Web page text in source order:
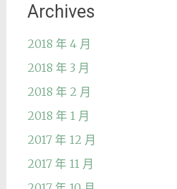
Archives
2018 年 4 月
2018 年 3 月
2018 年 2 月
2018 年 1 月
2017 年 12 月
2017 年 11 月